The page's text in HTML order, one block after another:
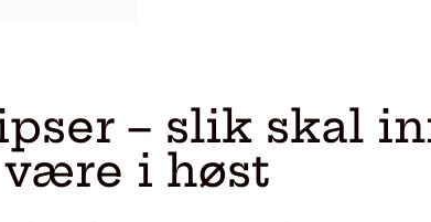
– slik skal
være i høst